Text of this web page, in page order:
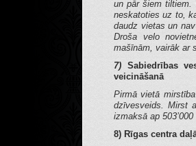
un pār šiem tiltiem.
neskatoties uz to,
daudz vietas un
Droša velo
mašīnām, vairāk ar
7) Sabiedrības
veicināšanā
Pirmā vietā
dzīvesveids. Mirst
izmaksā ap
8) Rīgas centra